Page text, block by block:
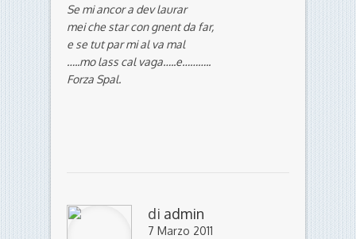
Se mi ancor a dev laurar
mei che star con gnent da far,
e se tut par mi al va mal
…..mo lass cal vaga…..e………..
Forza Spal.
di admin
7 Marzo 2011